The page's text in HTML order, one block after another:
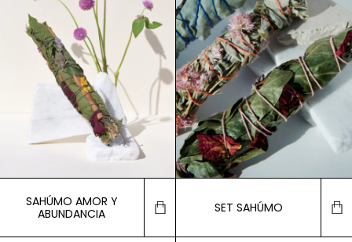
SAHÚMO AMOR Y
ABUNDANCIA
SET SAHÚMO